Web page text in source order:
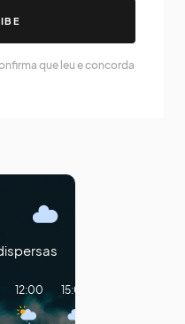
que leu e concorda
12:00 15:00